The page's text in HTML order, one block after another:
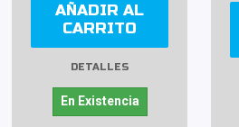
AÑADIR AL
CARRITO
DETALLES
En Existencia